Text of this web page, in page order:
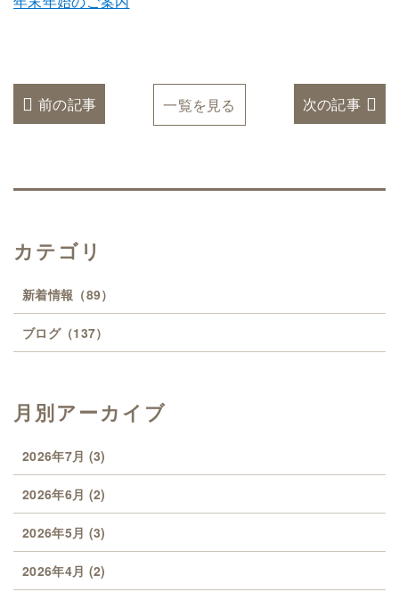
前の記事 一覧を見る 次の記事
カテゴリ
新着情報 （89）
ブログ（137）
月別アーカイブ
2026年7月 (3)
2026年6月 (2)
2026年5月 (3)
2026年4月 (2)